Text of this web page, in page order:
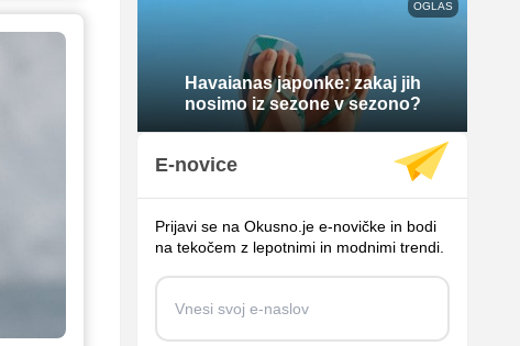
OGLAS
Havaianas japonke: zakaj jih
nosimo iz sezone v sezono?
E-novice
Prijavi se na Okusno.je e-novičke in bodi
na tekočem z lepotnimi in modnimi trendi.